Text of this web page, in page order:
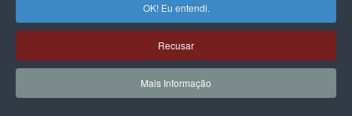
OK! Eu entendi.
Recusar
Mais Informação
Não à Guerra Imperialista!